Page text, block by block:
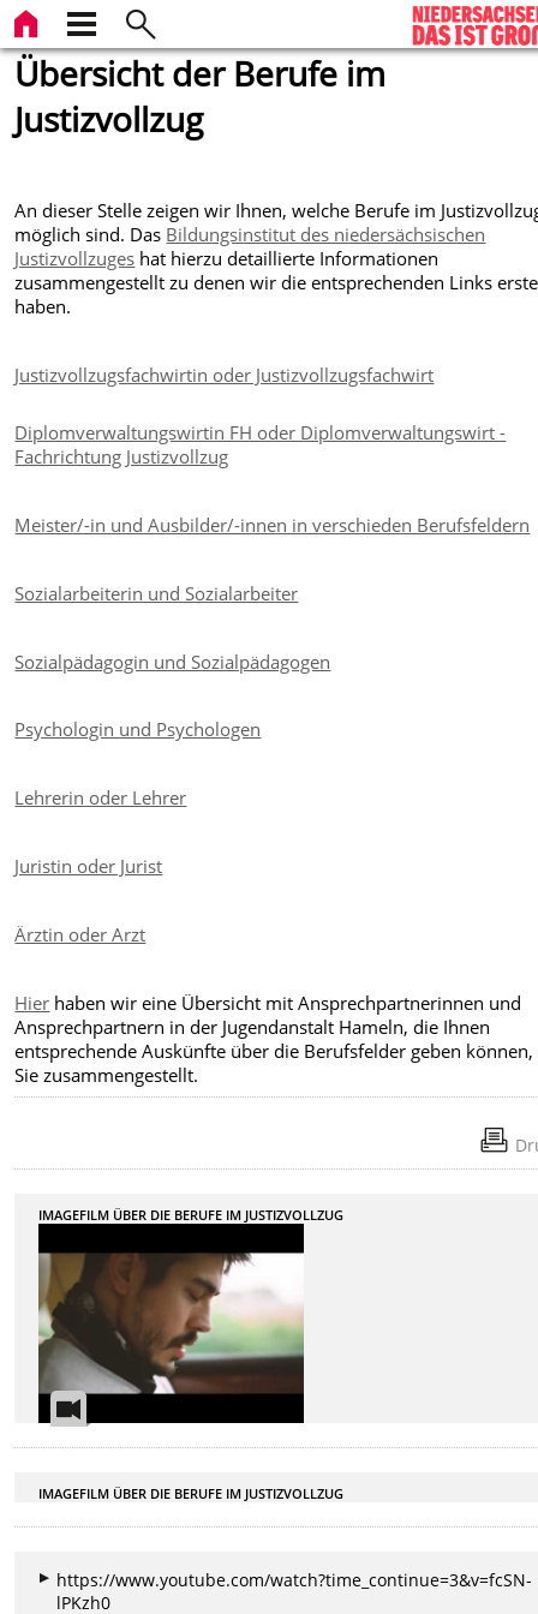
Übersicht der Berufe im
Justizvollzug
An dieser Stelle zeigen wir Ihnen, welche Berufe im
möglich sind. Das Bildungsinstitut des niedersächsischen
Justizvollzuges hat hierzu detaillierte Informationen
zusammengestellt zu denen wir die entsprechenden Links
haben.
Justizvollzugsfachwirtin oder Justizvollzugsfachwirt
Diplomverwaltungswirtin FH oder Diplomverwaltungswirt -
Fachrichtung Justizvollzug
Meister/-in und Ausbilder/-innen in verschieden Berufsfeldern
Sozialarbeiterin und Sozialarbeiter
Sozialpädagogin und Sozialpädagogen
Psychologin und Psychologen
Lehrerin oder Lehrer
Juristin oder Jurist
Ärztin oder Arzt
Hier haben wir eine Übersicht mit Ansprechpartnerinnen und
Ansprechpartnern in der Jugendanstalt Hameln, die Ihnen
entsprechende Auskünfte über die Berufsfelder geben
Sie zusammengestellt.
IMAGEFILM ÜBER DIE BERUFE IM JUSTIZVOLLZUG
IMAGEFILM ÜBER DIE BERUFE IM JUSTIZVOLLZUG
https://www.youtube.com/watch?time_continue=3&v=fcSN-
lPKzh0